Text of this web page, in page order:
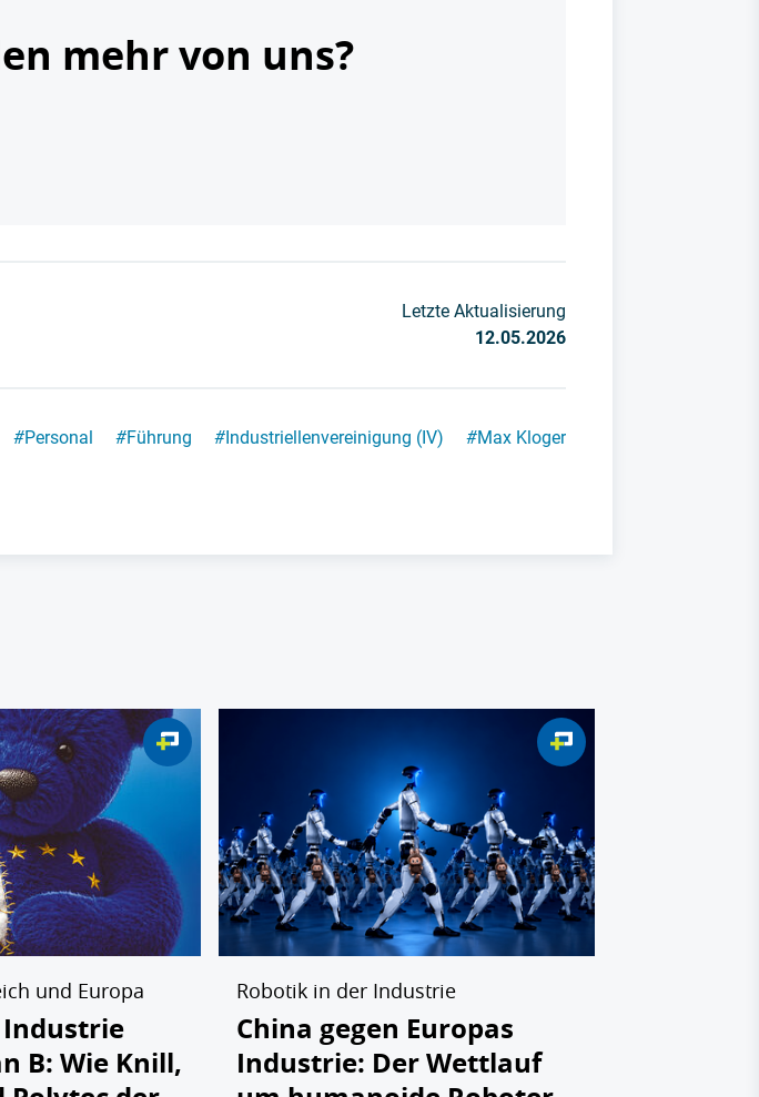
mehr von uns?
Letzte Aktualisierung
12.05.2026
#Personal #Führung #Industriellenvereinigung (IV) #Max Kloger
und Europa
B: Wie Knill,
Robotik in der Industrie
China gegen Europas
Industrie: Der Wettlauf